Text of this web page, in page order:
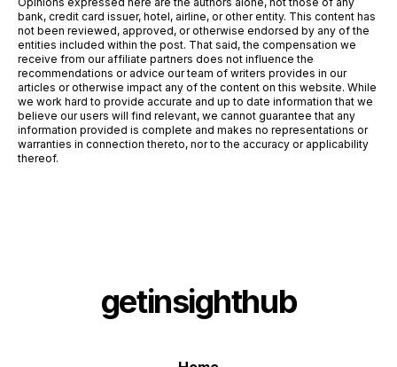
bank, credit card issuer, hotel, airline, or other entity. This content has
not been reviewed, approved, or otherwise endorsed by any of the
entities included within the post. That said, the compensation we
receive from our affiliate partners does not influence the
recommendations or advice our team of writers provides in our
articles or otherwise impact any of the content on this website. While
we work hard to provide accurate and up to date information that we
believe our users will find relevant, we cannot guarantee that any
information provided is complete and makes no representations or
warranties in connection thereto, nor to the accuracy or applicability
thereof.
getinsighthub